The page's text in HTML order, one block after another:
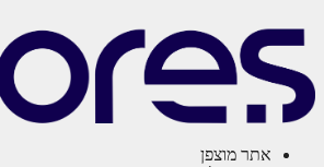
אתר מוצפן